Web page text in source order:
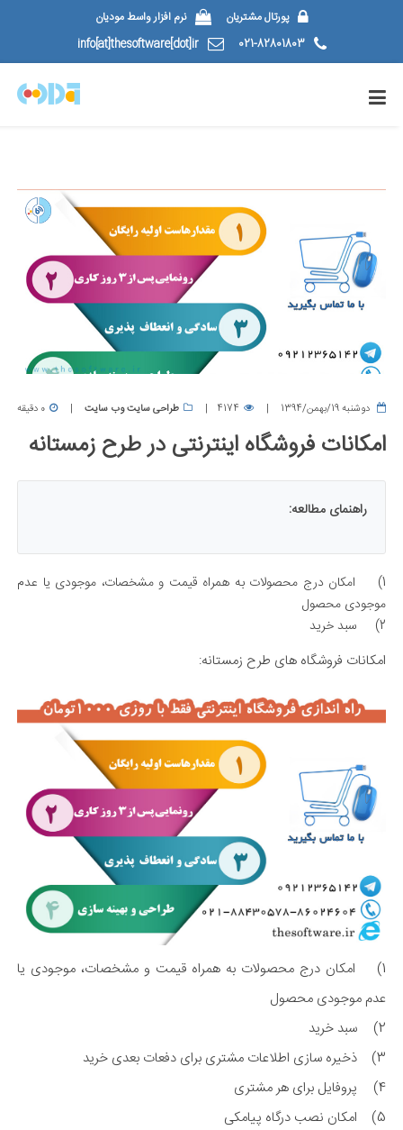
پورتال مشتریان
نرم افزار واسط مودیان
021-82801803
info[at]thesoftware[dot]ir
دوشنبه 19/بهمن/1394 4174 طراحی سایت وب سایت 0 دقیقه
امکانات فروشگاه اینترنتی در طرح زمستانه
راهنمای مطالعه:
1)
امکان درج محصولات به همراه قیمت و مشخصات، موجودی یا عدم
موجودی محصول
2)
سبد خرید
امکانات فروشگاه های طرح زمستانه:
1)
امکان درج محصولات به همراه قیمت و مشخصات، موجودی یا
عدم موجودی محصول
2)
سبد خرید
3)
ذخیره سازی اطلاعات مشتری برای دفعات بعدی خرید
4)
پروفایل برای هر مشتری
5)
امکان نصب درگاه پیامکی